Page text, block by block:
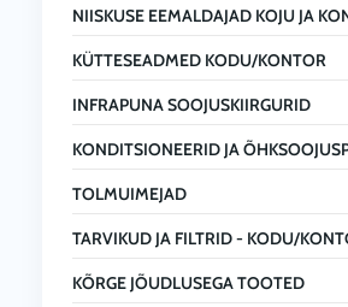
NIISKUSE EEMALDAJAD KOJU JA
KÜTTESEADMED KODU/KONTOR
INFRAPUNA SOOJUSKIIRGURID
KONDITSIONEERID JA
TOLMUIMEJAD
TARVIKUD JA FILTRID - KODU/
KÕRGE JÕUDLUSEGA TOOTED